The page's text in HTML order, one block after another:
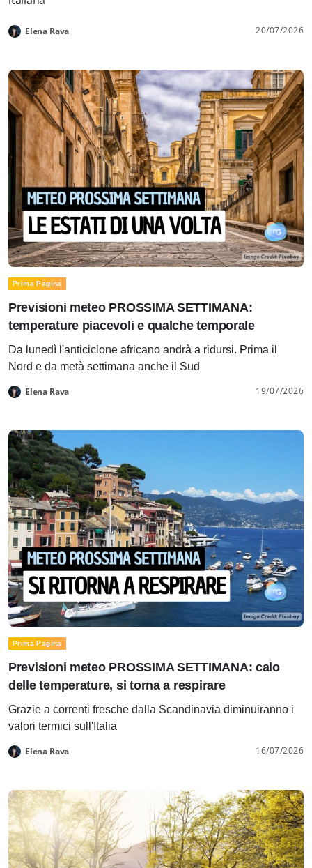
Elena Rava 20/07/2026
Prima Pagina
Previsioni meteo PROSSIMA SETTIMANA:
temperature piacevoli e qualche temporale
Da lunedì l'anticiclone africano andrà a ridursi. Prima il
Nord e da metà settimana anche il Sud
Elena Rava 19/07/2026
Prima Pagina
Previsioni meteo PROSSIMA SETTIMANA: calo
delle temperature, si torna a respirare
Grazie a correnti fresche dalla Scandinavia diminuiranno i
valori termici sull'Italia
Elena Rava 16/07/2026